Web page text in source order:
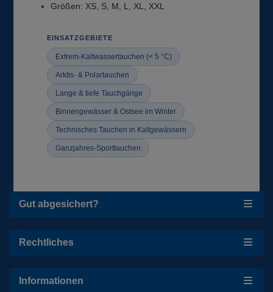
Größen: XS, S, M, L, XL, XXL
EINSATZGEBIETE
Extrem-Kaltwassertauchen (< 5 °C)
Arktis- & Polartauchen
Lange & tiefe Tauchgänge
Binnengewässer & Ostsee im Winter
Technisches Tauchen in Kaltgewässern
Ganzjahres-Sporttauchen
Gut abgesichert?
Rechtliches
Informationen